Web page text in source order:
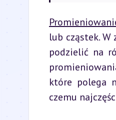
lub cząstek.
podzielić na
które polega
czemu